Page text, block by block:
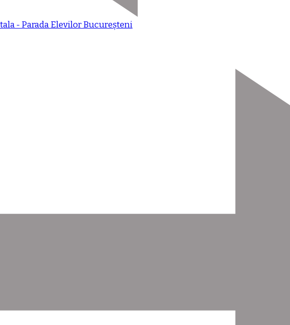
- Parada Elevilor Bucureșteni